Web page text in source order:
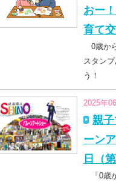
おー
育て
0歳か
スタン
う！
2025年
親
ーン
日（
「0歳